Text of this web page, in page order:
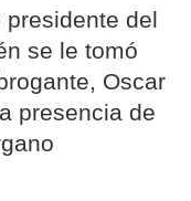
del
se le tomó
Oscar
presencia de